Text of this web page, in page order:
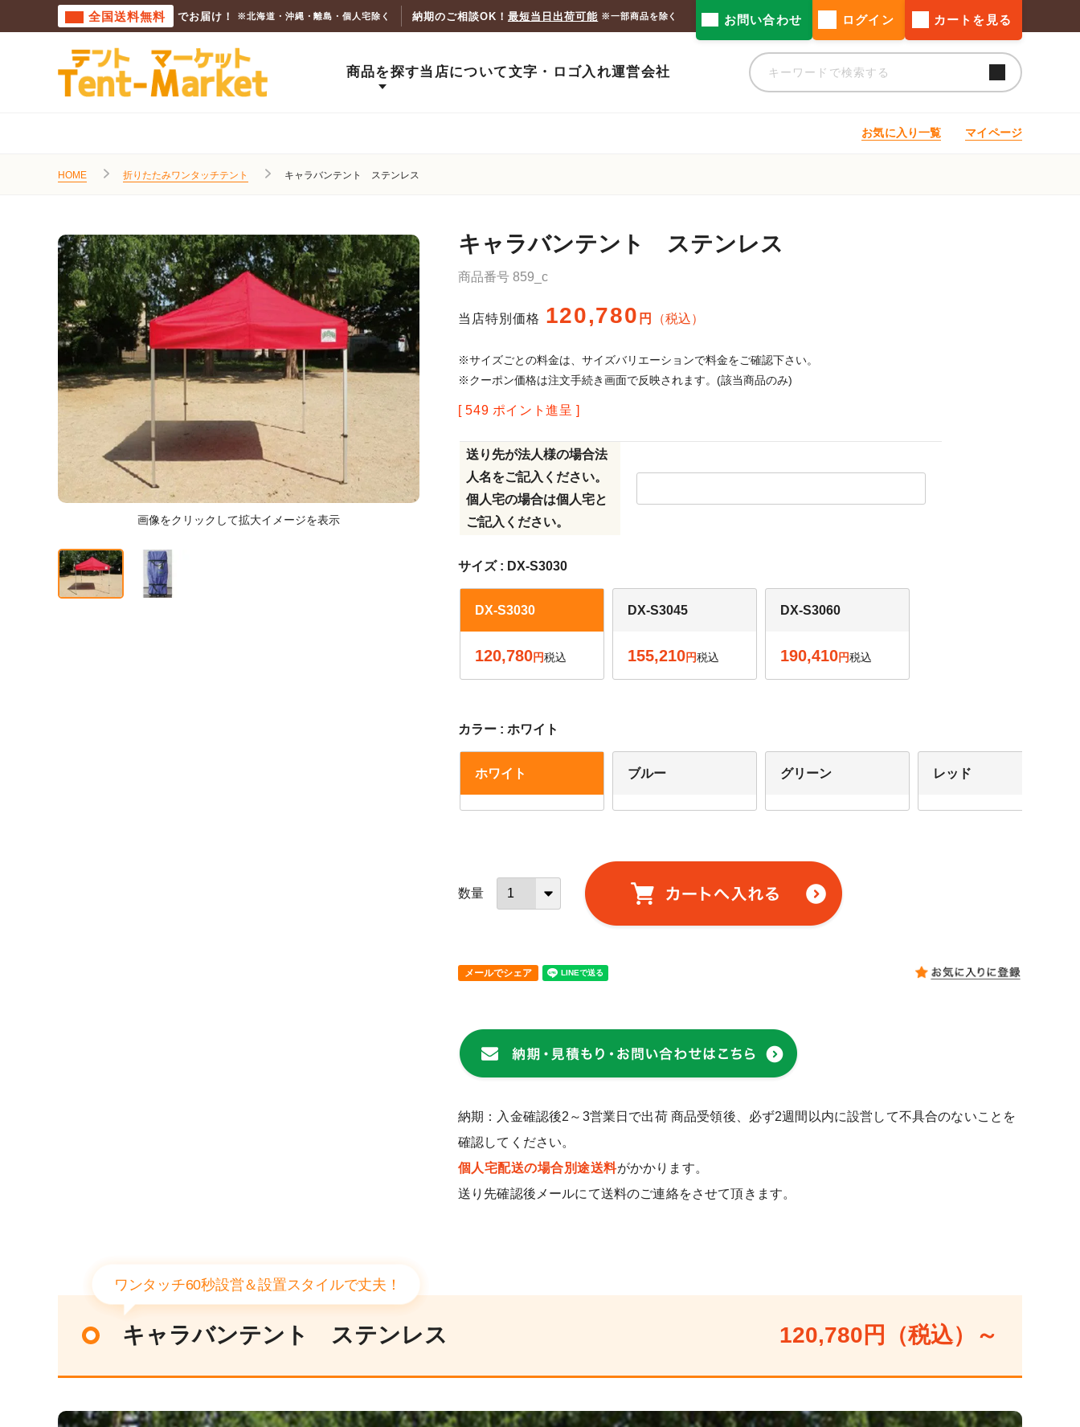
全国送料無料 でお届け！ ※北海道・沖縄・離島・個人宅除く 納期のご相談OK！ 最短当日出荷可能 ※一部商品を除く お問い合わせ ログイン カートを見る
商品を探す当店について文字・ロゴ入れ運営会社
お気に入り一覧 マイページ
HOME 折りたたみワンタッチテント キャラバンテント ステンレス
キャラバンテント ステンレス
商品番号 859_c
当店特別価格 120,780 税込
※サイズごとの料金は、サイズバリエーションで料金をご確認下さい。
※クーポン価格は注文手続き画面で反映されます。(該当商品のみ)
[ 549 ポイント進呈 ]
送り先が法人様の場合法
人名をご記入ください。
個人宅の場合は個人宅と
ご記入ください。
サイズ DX-S3030
DX-S3030
120,780 税込
DX-S3045
155,210 税込
DX-S3060
190,410 税込
カラー ホワイト
ホワイト ブルー グリーン レッド
メールでシェア
納期：入金確認後2～3営業日で出荷 商品受領後、必ず2週間以内に設営して不具合のないことを
確認してください。
個人宅配送の場合別途送料がかかります。
送り先確認後メールにて送料のご連絡をさせて頂きます。
ワンタッチ60秒設営＆設置スタイルで丈夫！
キャラバンテント ステンレス 120,780円（税込）～